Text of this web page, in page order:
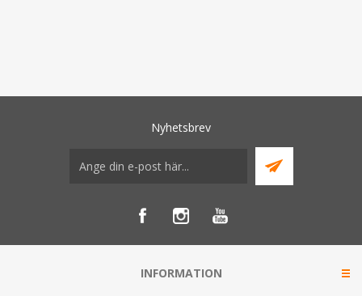
Nyhetsbrev
INFORMATION